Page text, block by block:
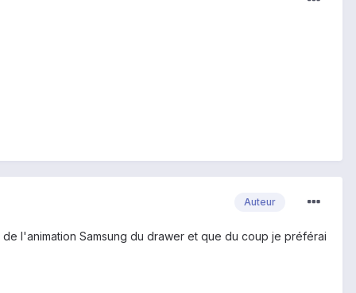
Auteur
l'animation Samsung du drawer et que du coup je préférai